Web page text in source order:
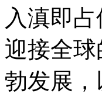
入滇即
迎接全
勃发展